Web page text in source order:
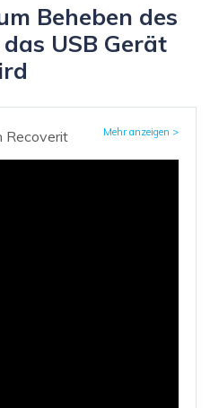
Beheben des
USB Gerät
Recoverit Mehr anzeigen >